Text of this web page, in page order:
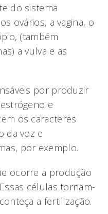
do sistema
ovários, a vagina, o
(também
a vulva e as
por produzir
e
os caracteres
da voz e
por exemplo.
ocorre a produção
células tornam-
a fertilização.